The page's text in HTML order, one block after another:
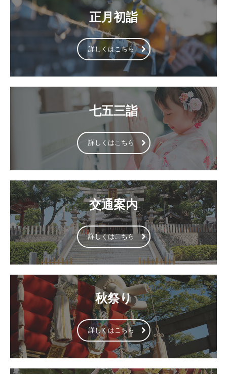
正月初詣
詳しくはこちら
七五三詣
詳しくはこちら
交通案内
詳しくはこちら
秋祭り
詳しくはこちら